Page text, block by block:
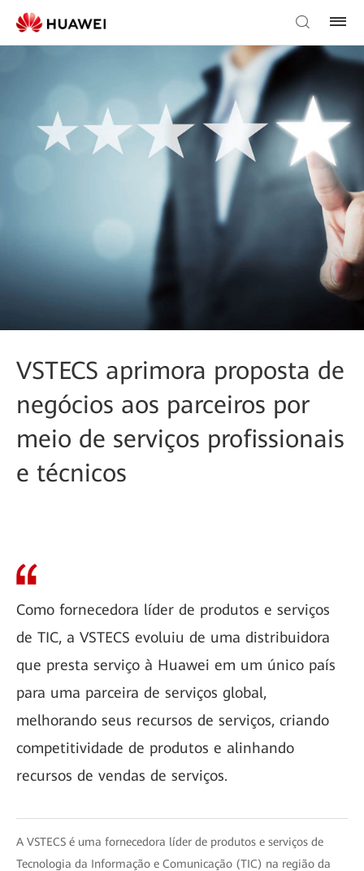
VSTECS aprimora proposta de
negócios aos parceiros por
meio de serviços profissionais
e técnicos
Como fornecedora líder de produtos e serviços
de TIC, a VSTECS evoluiu de uma distribuidora
que presta serviço à Huawei em um único país
para uma parceira de serviços global,
melhorando seus recursos de serviços, criando
competitividade de produtos e alinhando
recursos de vendas de serviços.
A VSTECS é uma fornecedora líder de produtos e serviços de
Tecnologia da Informação e Comunicação (TIC) na região da